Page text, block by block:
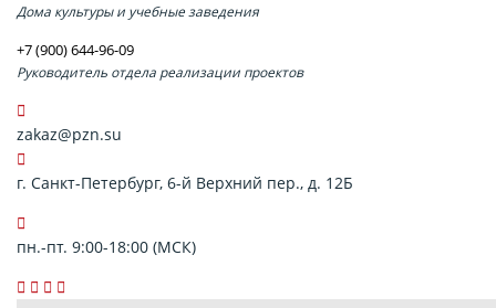
Дома культуры и учебные заведения
+7 (900) 644-96-09
Руководитель отдела реализации проектов
zakaz@pzn.su
г. Санкт-Петербург, 6-й Верхний пер., д. 12Б
пн.-пт. 9:00-18:00 (МСК)